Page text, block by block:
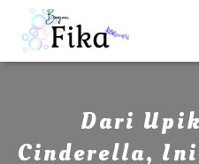
Dari
Cinderella, Ini